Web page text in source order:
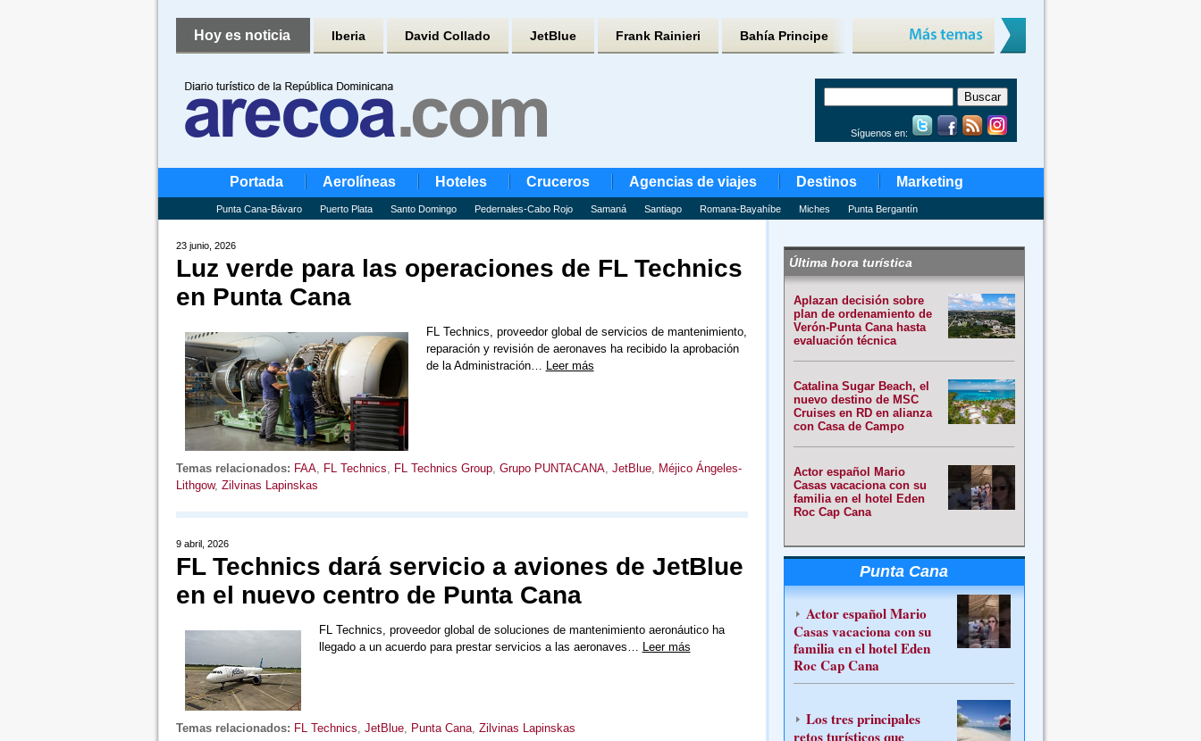
Hoy es noticia Iberia David Collado JetBlue Frank Rainieri Bahía Principe
Síguenos en:
Portada Aerolíneas Hoteles Cruceros Agencias de viajes Destinos Marketing
Punta Cana-Bávaro Puerto Plata Santo Domingo Pedernales-Cabo Rojo Samaná Santiago Romana-Bayahíbe Miches Punta Bergantín
23 junio, 2026
Luz verde para las operaciones de FL Technics
en Punta Cana
FL Technics, proveedor global de servicios de mantenimiento,
reparación y revisión de aeronaves ha recibido la aprobación
de la Administración… Leer más
Temas relacionados: FAA, FL Technics, FL Technics Group, Grupo PUNTACANA, JetBlue, Méjico Ángeles-
Lithgow, Zilvinas Lapinskas
9 abril, 2026
FL Technics dará servicio a aviones de JetBlue
en el nuevo centro de Punta Cana
FL Technics, proveedor global de soluciones de mantenimiento aeronáutico ha
llegado a un acuerdo para prestar servicios a las aeronaves… Leer más
Temas relacionados: FL Technics, JetBlue, Punta Cana, Zilvinas Lapinskas
Última hora turística
Aplazan decisión sobre
plan de ordenamiento de
Verón-Punta Cana hasta
evaluación técnica
Catalina Sugar Beach, el
nuevo destino de MSC
Cruises en RD en alianza
con Casa de Campo
Actor español Mario
Casas vacaciona con su
familia en el hotel Eden
Roc Cap Cana
Punta Cana
Actor español Mario
Casas vacaciona con su
familia en el hotel Eden
Roc Cap Cana
Los tres principales
retos turísticos que